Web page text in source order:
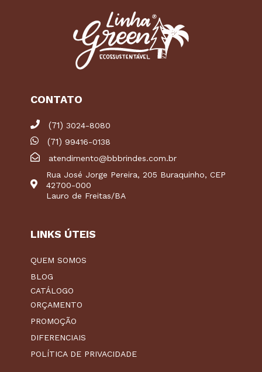
CONTATO
(71) 3024-8080
(71) 99416-0138
atendimento@bbbrindes.com.br
Rua José Jorge Pereira, 205 Buraquinho, CEP
42700-000
Lauro de Freitas/BA
LINKS ÚTEIS
QUEM SOMOS
BLOG
CATÁLOGO
ORÇAMENTO
PROMOÇÃO
DIFERENCIAIS
POLÍTICA DE PRIVACIDADE